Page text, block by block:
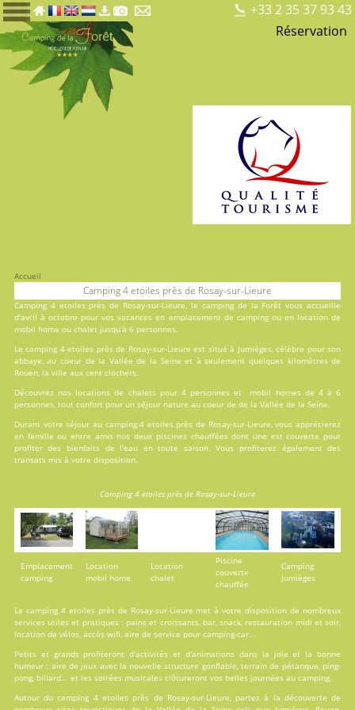
+33 2 35 37 93 43
Réservation
Accueil
Camping 4 etoiles près de Rosay-sur-Lieure
Camping 4 etoiles près de Rosay-sur-Lieure, le camping de la Forêt vous accueille
d'avril à octobre pour vos vacances en emplacement de campingou en location de
mobil home ou chalet jusqu'à 6 personnes.
Le camping 4 etoiles près de Rosay-sur-Lieure est situé à Jumièges, célèbre pour son
abbaye, au coeur de la Vallée de la Seine et à seulement quelques kilomètres de
Rouen, la ville aux cent clochers.
Découvrez nos locations de chaletspour 4 personnes et mobil homesde 4 à 6
personnes, tout confort pour un séjour nature au coeur de de la Vallée de la Seine.
Durant votre séjour au camping 4 etoiles près de Rosay-sur-Lieure, vous apprécierez
en famille ou entre amis nos deux piscineschauffées dont une est couverte pour
profiter des bienfaits de l'eau en toute saison. Vous profiterez également des
transats mis à votre disposition.
Camping 4 etoiles près de Rosay-sur-Lieure
Emplacement
camping
Location
mobil home
Location
chalet
Piscine
couverte
chauffée
Camping
Jumièges
Le camping 4 etoiles près de Rosay-sur-Lieure met à votre disposition de nombreux
servicesutiles et pratiques : pains et croissants, bar, snack, restauration midi et soir,
location de vélos, accès wifi, aire de service pour camping-car...
Petits et grands profiteront d'activités et d'animations dans la joie et la bonne
humeur : aire de jeux avec la nouvelle structure gonflable, terrain de pétanque, ping-
pong, billard... et les soirées musicales clôtureront vos belles journées au camping.
Autour du camping 4 etoiles près de Rosay-sur-Lieure, partez à la découverte de